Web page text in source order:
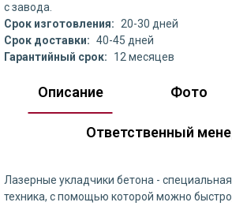
с завода.
Срок изготовления:
20-30 дней
Срок доставки: 40-45 дней
Гарантийный срок:
12 месяцев
Описание Фото
Ответственный
Лазерные укладчики бетона -
техника, с помощью которой можно